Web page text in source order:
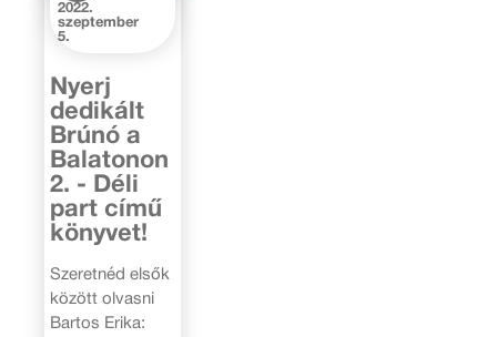
2022.
szeptember
5.
Nyerj
dedikált
Brúnó a
Balatonon
2. - Déli
part című
könyvet!
Szeretnéd elsők
között olvasni
Bartos Erika: